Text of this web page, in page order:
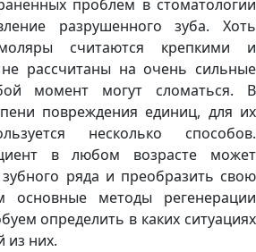
проблем в стоматологии
разрушенного зуба. Хоть
считаются крепкими и
рассчитаны на очень сильные
момент могут сломаться. В
повреждения единиц, для их
несколько способов.
в любом возрасте может
ряда и преобразить свою
основные методы регенерации
определить в каких ситуациях
из них.